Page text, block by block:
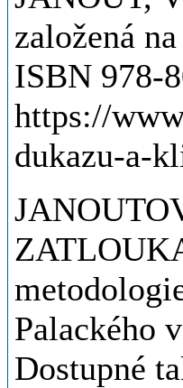
založená
ISBN 978-
https://
dukazu-a-
Palackého
Dostupné